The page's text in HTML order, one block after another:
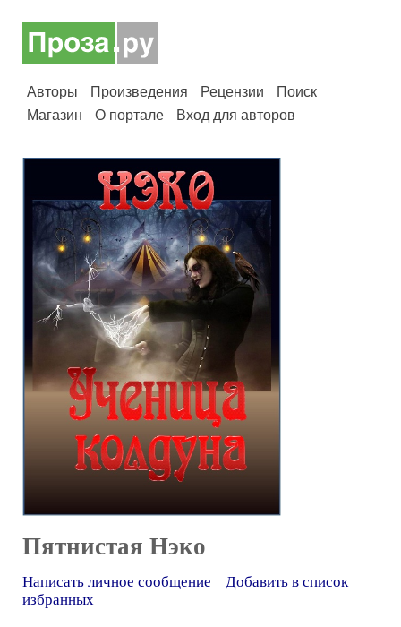
Авторы Произведения Рецензии
Поиск
Магазин
О портале Вход для авторов
Пятнистая Нэко
Написать личное сообщение
Добавить в список
избранных